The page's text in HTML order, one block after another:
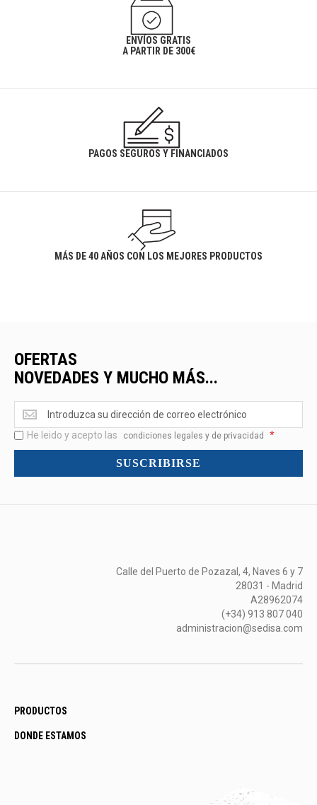
ENVÍOS GRATIS
A PARTIR DE 300€
PAGOS SEGUROS Y FINANCIADOS
MÁS DE 40 AÑOS CON LOS MEJORES PRODUCTOS
OFERTAS
NOVEDADES Y MUCHO MÁS...
Ofertas
<br>Novedades
y
mucho
He leido y acepto las condiciones legales y de privacidad *
SUSCRIBIRSE
Calle del Puerto de Pozazal, 4, Naves 6 y 7
28031 - Madrid
A28962074
(+34) 913 807 040
administracion@sedisa.com
PRODUCTOS
DONDE ESTAMOS